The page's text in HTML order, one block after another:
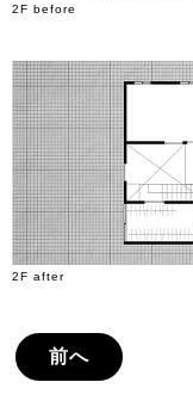
2F before
2F after
前へ